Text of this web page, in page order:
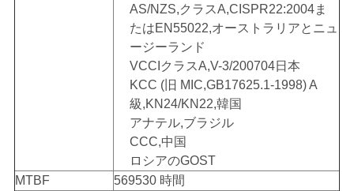
AS/NZS,クラスA,CISPR22:2004ま
たはEN55022,オーストラリアとニュ
ージーランド
VCCIクラスA,V-3/200704日本
KCC (旧 MIC,GB17625.1-1998) A
級,KN24/KN22,韓国
アナテル,ブラジル
CCC,中国
ロシアのGOST
MTBF
569530 時間